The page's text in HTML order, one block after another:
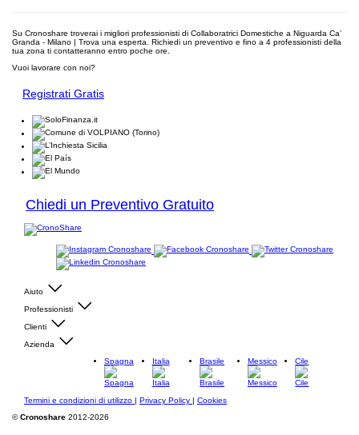
Su Cronoshare troverai i migliori professionisti di Collaboratrici Domestiche a Niguarda Ca’
Granda - Milano | Trova una esperta. Richiedi un preventivo e fino a 4 professionisti della
tua zona ti contatteranno entro poche ore.
Vuoi lavorare con noi?
Registrati Gratis
Chiedi un Preventivo Gratuito
Aiuto
Professionisti
Clienti
Azienda
Spagna
Italia Brasile Messico Cile
Termini e condizioni di utilizzo | Privacy Policy | Cookies
©Cronoshare 2012-2026